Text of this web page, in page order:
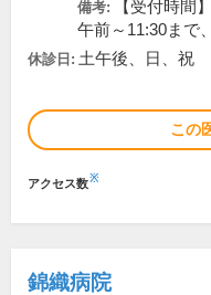
備考:
【受付時間】
午前～11:30まで
休診日: 土午後、日、祝
この
アクセス数※
錦織病院